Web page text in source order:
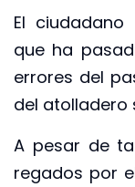
El
que ha
errores del
del atolladero
A pesar de
regados por